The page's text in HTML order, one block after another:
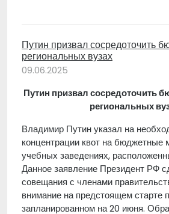
Путин призвал сосредоточить
региональных вузах
09.06.2025
Путин призвал сосредоточить
региональных
Владимир Путин указал на
концентрации квот на бюджетные
учебных заведениях,
Данное заявление Президент РФ
совещания с членами
внимание на предстоящем старте
запланированном на 20 июня.